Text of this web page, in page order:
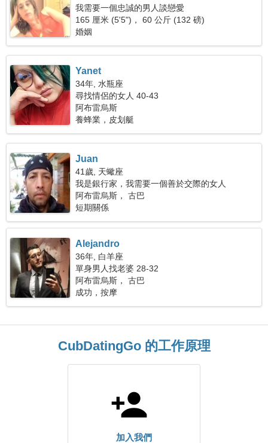
我需要一個忠誠的男人談戀愛
165 厘米 (5'5")， 60 公斤 (132 磅)
婚姻
Yanet
34年, 水瓶座
尋找情侶的女人 40-43
阿布雷烏斯
養蜂業，皮划艇
Juan
41歲, 天蠍座
我是銀行家，我需要一個善於交際的女人
阿布雷烏斯， 古巴
短期關係
Alejandro
36年, 白羊座
單身男人找老婆 28-32
阿布雷烏斯， 古巴
成功，按摩
CubDatingGo 的工作原理
加入我們